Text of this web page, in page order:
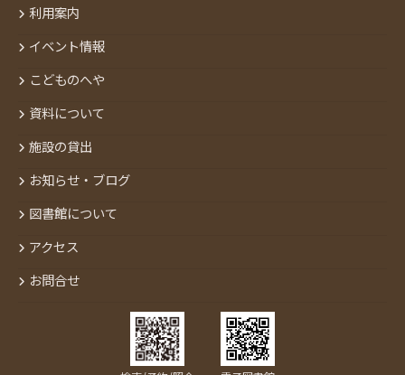
利用案内
イベント情報
こどものへや
資料について
施設の貸出
お知らせ・ブログ
図書館について
アクセス
お問合せ